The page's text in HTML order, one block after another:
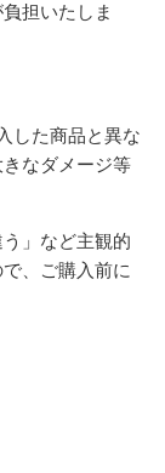
担いたしま
した商品と異な
なダメージ等
」など主観的
、ご購入前に